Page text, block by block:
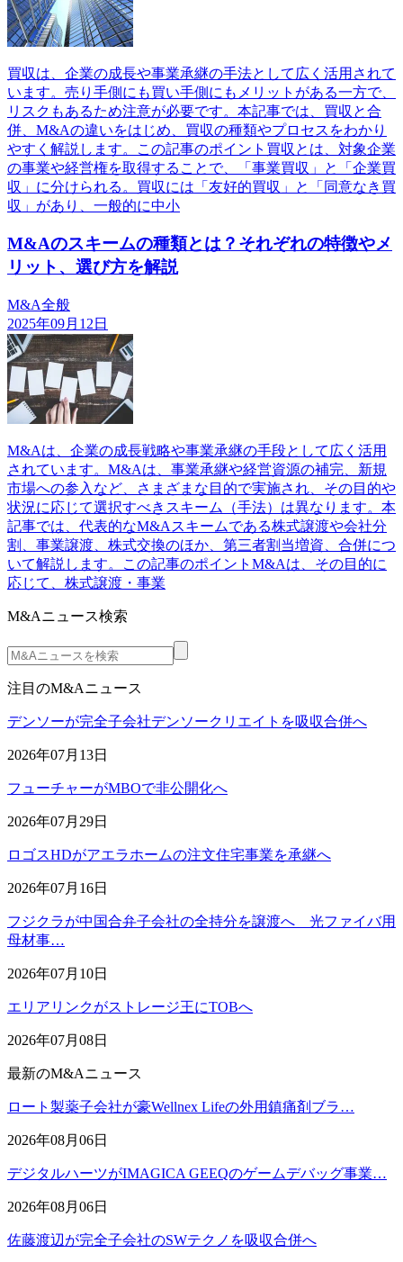
買収は、企業の成長や事業承継の手法として広く活用されて
います。売り手側にも買い手側にもメリットがある一方で、
リスクもあるため注意が必要です。本記事では、買収と合
併、M&Aの違いをはじめ、買収の種類やプロセスをわかり
やすく解説します。この記事のポイント買収とは、対象企業
の事業や経営権を取得することで、「事業買収」と「企業買
収」に分けられる。買収には「友好的買収」と「同意なき買
収」があり、一般的に中小
M&Aのスキームの種類とは？それぞれの特徴やメ
リット、選び方を解説
M&A全般
2025年09月12日
M&Aは、企業の成長戦略や事業承継の手段として広く活用
されています。M&Aは、事業承継や経営資源の補完、新規
市場への参入など、さまざまな目的で実施され、その目的や
状況に応じて選択すべきスキーム（手法）は異なります。本
記事では、代表的なM&Aスキームである株式譲渡や会社分
割、事業譲渡、株式交換のほか、第三者割当増資、合併につ
いて解説します。この記事のポイントM&Aは、その目的に
応じて、株式譲渡・事業
M&Aニュース検索
注目のM&Aニュース
デンソーが完全子会社デンソークリエイトを吸収合併へ
2026年07月13日
フューチャーがMBOで非公開化へ
2026年07月29日
ロゴスHDがアエラホームの注文住宅事業を承継へ
2026年07月16日
フジクラが中国合弁子会社の全持分を譲渡へ 光ファイバ用
母材事…
2026年07月10日
エリアリンクがストレージ王にTOBへ
2026年07月08日
最新のM&Aニュース
ロート製薬子会社が豪Wellnex Lifeの外用鎮痛剤ブラ…
2026年08月06日
デジタルハーツがIMAGICA GEEQのゲームデバッグ事業…
2026年08月06日
佐藤渡辺が完全子会社のSWテクノを吸収合併へ